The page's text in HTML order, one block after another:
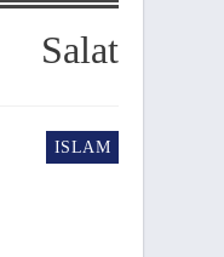
Salat
ISLAM